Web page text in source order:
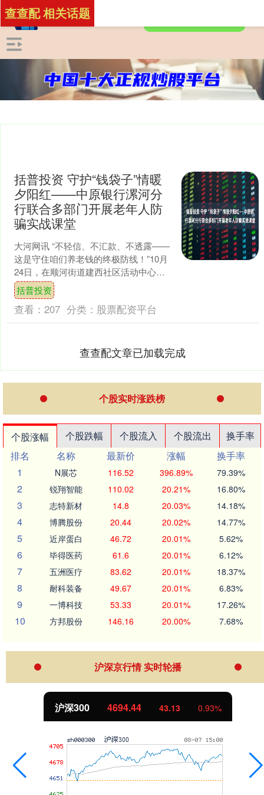
查查配 相关话题
括普投资 守护“钱袋子”情暖
夕阳红——中原银行漯河分
行联合多部门开展老年人防
骗实战课堂
大河网讯 “不轻信、不汇款、不透露——
这是守住咱们养老钱的终极防线！”10月
24日，在顺河街道建西社区活动中心括
普投资，一场生动实用的“守护您的钱袋
子——老年朋....
括普投资
查看： 207 分类： 股票配资平台
查查配文章已加载完成
个股实时涨跌榜
个股涨幅 个股跌幅 个股流入 个股流出
换手率
排名
名称 最新价 涨幅
换手率
1
N展芯 116.52 396.89% 79.39%
2 锐翔智能 110.02 20.21% 16.80%
3 志特新材 14.8 20.03% 14.18%
4 博腾股份 20.44 20.02% 14.77%
5 近岸蛋白 46.72 20.01% 5.62%
6 毕得医药 61.6 20.01% 6.12%
7 五洲医疗 83.62 20.01% 18.37%
8 耐科装备 49.67 20.01% 6.83%
9 一博科技 53.33 20.01% 17.26%
10 方邦股份 146.16 20.00% 7.68%
沪深京行情 实时轮播
北证50 1134.24 11.37 1.01%